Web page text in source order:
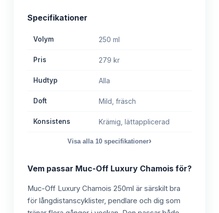
Specifikationer
Volym 250 ml
Pris 279 kr
Hudtyp Alla
Doft Mild, fräsch
Konsistens Krämig, lättapplicerad
Visa alla 10 specifikationer›
Vem passar Muc-Off Luxury Chamois för?
Muc-Off Luxury Chamois 250ml är särskilt bra
för långdistanscyklister, pendlare och dig som